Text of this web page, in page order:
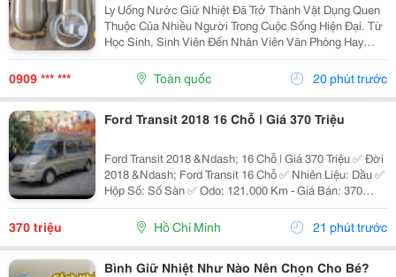
Ly Uống Nước Giữ Nhiệt Đã Trở Thành Vật Dụng Quen
Thuộc Của Nhiều Người Trong Cuộc Sống Hiện Đại. Từ
Học Sinh, Sinh Viên Đến Nhân Viên Văn Phòng Hay
Người Thường Xuyên Di Chuyển Đều Có Thể Sử Dụng
Để Mang Theo Đồ Uống Yêu Thích. Vậy Điều Gì Khiến
0909 *** *** Toàn quốc 20 phút trước
Ford Transit 2018 16 Chỗ | Giá 370 Triệu
Ford Transit 2018 &Ndash; 16 Chỗ | Giá 370 Triệu ✅ Đời
2018 &Ndash; Ford Transit 16 Chỗ ✅ Nhiên Liệu: Dầu ✅
Hộp Số: Số Sàn ✅ Odo: 121.000 Km - Giá Bán: 370
Triệu - Xem Xe: 76/45/14 Đường 19, P. Linh Chiểu, Tp.
370 triệu Hồ Chí Minh 21 phút trước
Bình Giữ Nhiệt Như Nào Nên Chọn Cho Bé?